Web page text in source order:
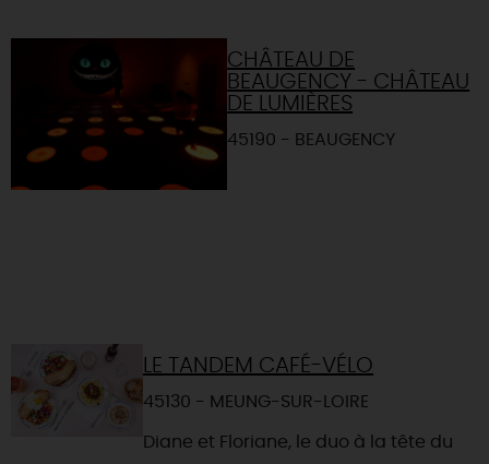
CHÂTEAU DE
BEAUGENCY - CHÂTEAU
DE LUMIÈRES
45190 - BEAUGENCY
LE TANDEM CAFÉ-VÉLO
45130 - MEUNG-SUR-LOIRE
Diane et Floriane, le duo à la tête du